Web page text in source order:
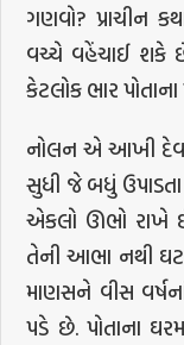
ગણવો? પ્રાચીન
વચ્ચે વહેંચાઈ શકે
કેટલોક ભાર
નોલન એ આખી
સુધી જે બધું
એકલો ઊભો રાખે
તેની આભા નથી
માણસને વીસ
પડે છે. પોતાના